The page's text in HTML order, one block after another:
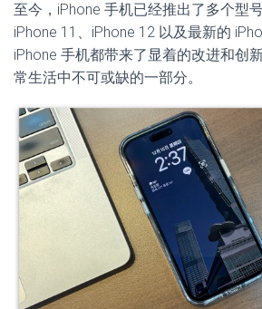
至今，iPhone 手机已经推出了多个型号
iPhone 11、iPhone 12 以及最新的
iPhone 手机都带来了显着的改进和创
常生活中不可或缺的一部分。